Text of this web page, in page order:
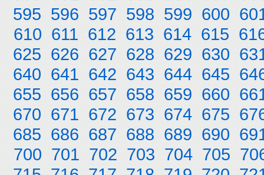
595 596 597 598 599 600
610 611 612 613 614 615
625 626 627 628 629 630
640 641 642 643 644 645
655 656 657 658 659 660
670 671 672 673 674 675
685 686 687 688 689 690
700 701 702 703 704 705